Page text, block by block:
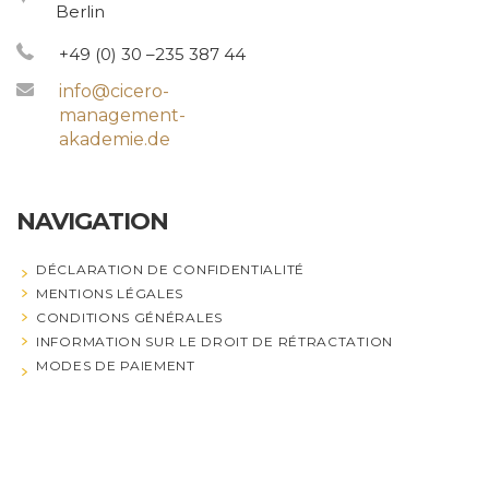
Berlin
+49 (0) 30 –235 387 44
info@cicero-
management-
akademie.de
NAVIGATION
DÉCLARATION DE CONFIDENTIALITÉ
MENTIONS LÉGALES
CONDITIONS GÉNÉRALES
INFORMATION SUR LE DROIT DE RÉTRACTATION
MODES DE PAIEMENT